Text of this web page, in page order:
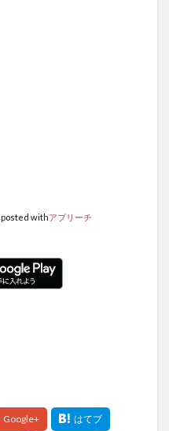
posted withアプリーチ